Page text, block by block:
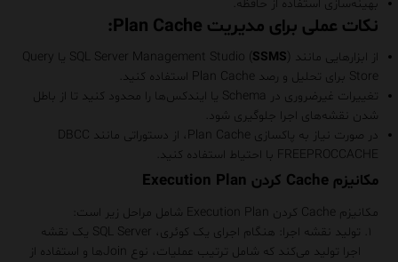
بهینه‌سازی استفاده از حافظه.
نکات عملی برای مدیریت Plan Cache:
از ابزارهایی مانند SQL Server Management Studio (SSMS) یا Query
Store برای تحلیل و رصد Plan Cache استفاده کنید.
تغییرات غیرضروری در Schema یا ایندکس‌ها را محدود کنید تا از باطل
شدن نقشه‌های اجرا جلوگیری شود.
در صورت نیاز به پاکسازی Plan Cache، از دستوراتی مانند
DBCC
FREEPROCCACHE با احتیاط استفاده کنید.
مکانیزم Cache کردن Execution Plan
مکانیزم Cache کردن Execution Plan شامل مراحل زیر است:
تولید نقشه اجرا
: هنگام اجرای یک کوئری، SQL Server یک نقشه
اجرا تولید می‌کند که شامل ترتیب عملیات، نوع Join‌ها و استفاده از